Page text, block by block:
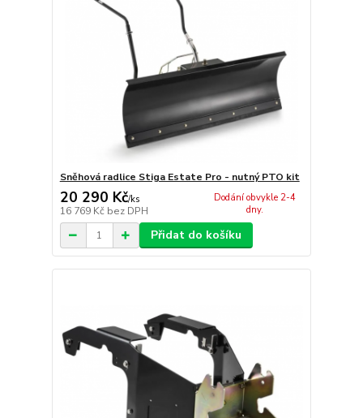
Sněhová radlice Stiga Estate Pro - nutný PTO kit
20 290 Kč/ks
16 769 Kč bez DPH
Dodání obvykle 2-4
dny.
Přidat do košíku